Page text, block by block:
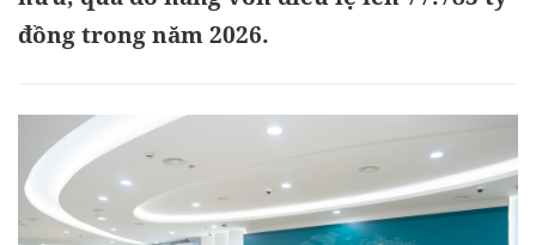
đồng trong năm 2026.